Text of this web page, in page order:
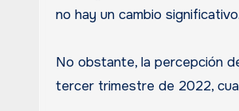
no hay un cambio significativo.
No obstante, la percepción
tercer trimestre de 2022,